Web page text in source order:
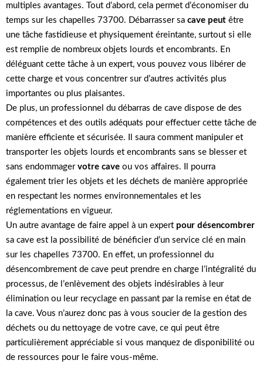
multiples avantages. Tout d’abord, cela permet d’économiser du
temps sur les chapelles 73700. Débarrasser sa cave peut être
une tâche fastidieuse et physiquement éreintante, surtout si elle
est remplie de nombreux objets lourds et encombrants. En
déléguant cette tâche à un expert, vous pouvez vous libérer de
cette charge et vous concentrer sur d’autres activités plus
importantes ou plus plaisantes.
De plus, un professionnel du débarras de cave dispose de des
compétences et des outils adéquats pour effectuer cette tâche de
manière efficiente et sécurisée. Il saura comment manipuler et
transporter les objets lourds et encombrants sans se blesser et
sans endommager votre cave ou vos affaires. Il pourra
également trier les objets et les déchets de manière appropriée
en respectant les normes environnementales et les
réglementations en vigueur.
Un autre avantage de faire appel à un expert pour désencombrer
sa cave est la possibilité de bénéficier d’un service clé en main
sur les chapelles 73700. En effet, un professionnel du
désencombrement de cave peut prendre en charge l’intégralité du
processus, de l’enlèvement des objets indésirables à leur
élimination ou leur recyclage en passant par la remise en état de
la cave. Vous n’aurez donc pas à vous soucier de la gestion des
déchets ou du nettoyage de votre cave, ce qui peut être
particulièrement appréciable si vous manquez de disponibilité ou
de ressources pour le faire vous-même.